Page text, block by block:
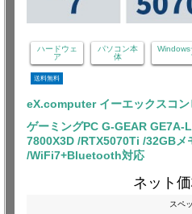
ハードウェ
ア
パソコン本
体
Windows
送料無料
eX.computer イーエックスコン
ゲーミングPC G-GEAR GE7A-
7800X3D /RTX5070Ti /32GBメ
/WiFi7+Bluetooth対応
ネット価
スペ